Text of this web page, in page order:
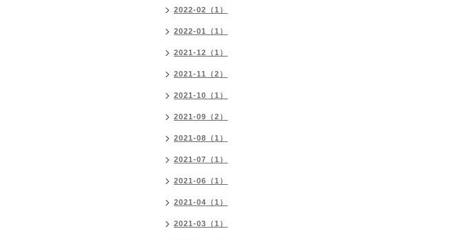
2022-02（1）
2022-01（1）
2021-12（1）
2021-11（2）
2021-10（1）
2021-09（2）
2021-08（1）
2021-07（1）
2021-06（1）
2021-04（1）
2021-03（1）